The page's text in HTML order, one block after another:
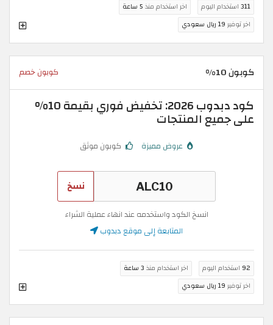
311 استخدام اليوم اخر استخدام منذ 5 ساعة
اخر توفير 19 ريال سعودي
كوبون 10% كوبون خصم
كود دبدوب 2026: تخفيض فوري بقيمة 10%
على جميع المنتجات
عروض مميزة كوبون موثق
نسخ
انسخ الكود واستخدمه عند انهاء عملية الشراء
المتابعة إلى موقع دبدوب
92 استخدام اليوم اخر استخدام منذ 3 ساعة
اخر توفير 19 ريال سعودي